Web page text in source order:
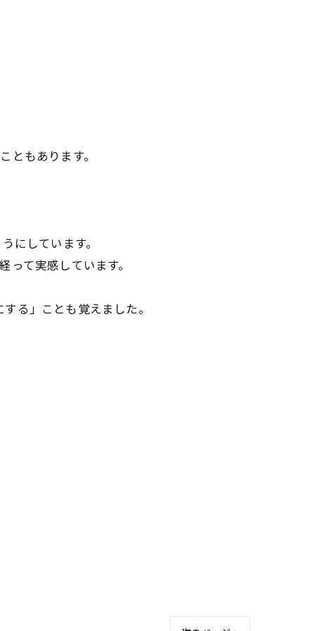
ともあります。
にしています。
て実感しています。
る」ことも覚えました。